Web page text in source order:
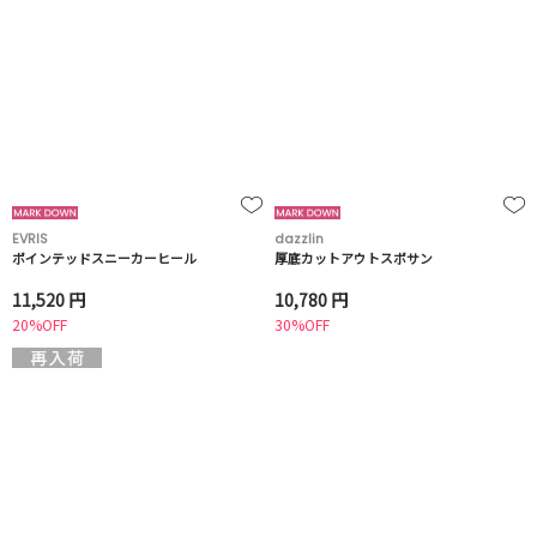
EVRIS
ポインテッドスニーカーヒール
11,520 円
20%OFF
dazzlin
厚底カットアウトスポサン
10,780 円
30%OFF